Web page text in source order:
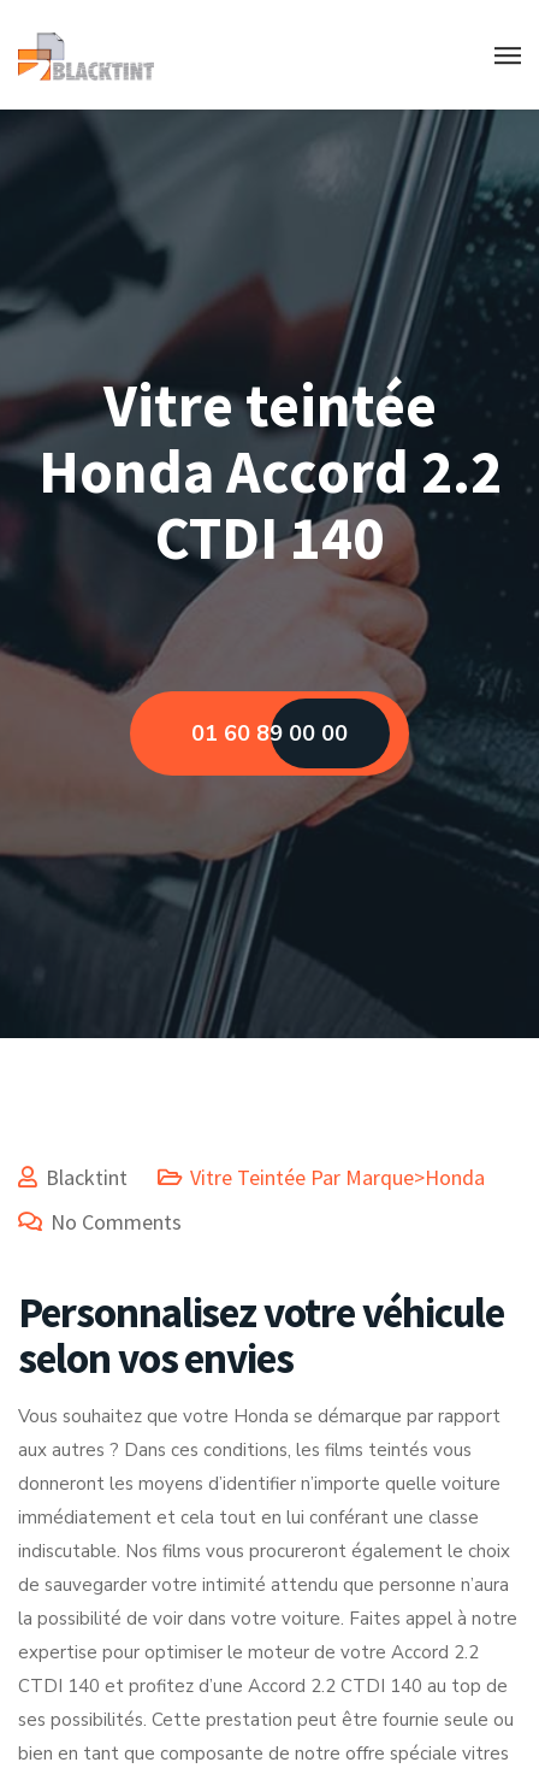
Vitre teintée
Honda Accord 2.2
CTDI 140
01 60 89 00 00
Blacktint
Vitre Teintée Par Marque>Honda
No Comments
Personnalisez votre véhicule
selon vos envies
Vous souhaitez que votre Honda se démarque par rapport
aux autres ? Dans ces conditions, les films teintés vous
donneront les moyens d’identifier n’importe quelle voiture
immédiatement et cela tout en lui conférant une classe
indiscutable. Nos films vous procureront également le choix
de sauvegarder votre intimité attendu que personne n’aura
la possibilité de voir dans votre voiture. Faites appel à notre
expertise pour optimiser le moteur de votre Accord 2.2
CTDI 140 et profitez d’une Accord 2.2 CTDI 140 au top de
ses possibilités. Cette prestation peut être fournie seule ou
bien en tant que composante de notre offre spéciale vitres